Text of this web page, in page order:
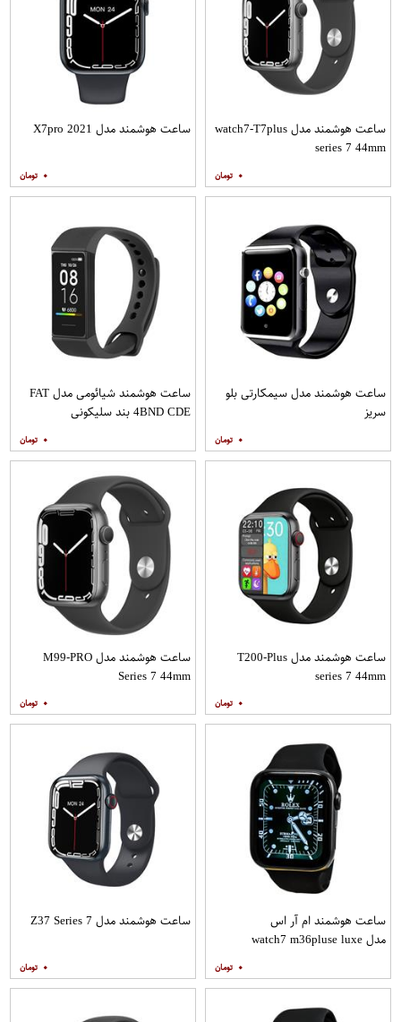
ساعت هوشمند مدل watch7-T7plus
series 7 44mm
۰
ساعت هوشمند مدل X7pro 2021
۰
ساعت هوشمند مدل سیمکارتی بلو
سریز
۰
ساعت هوشمند شیائومی مدل FAT
4BND CDE بند سلیکونی
۰
ساعت هوشمند مدل T200-Plus
series 7 44mm
۰
ساعت هوشمند مدل M99-PRO
Series 7 44mm
۰
ساعت هوشمند ام آر اس
مدل watch7 m36pluse luxe
۰
ساعت هوشمند مدل Z37 Series 7
۰